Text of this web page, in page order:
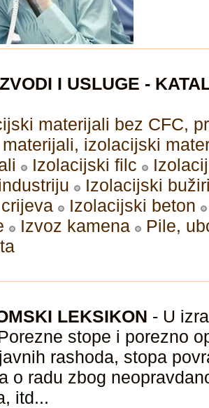
I USLUGE -
materijali bez CFC,
izolacijski
Izolacijski filc
Izolacijski
Izolacijski beton
Izvoz kamena
Pile,
LEKSIKON - U
stope i porezno
rashoda, stopa
o radu zbog
itd...